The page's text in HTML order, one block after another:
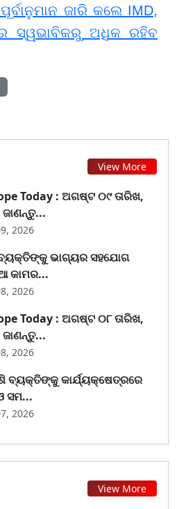
ଜାରି କଲେ IMD,
ସ୍ୱଭାବିକରୁ ଅଧିକ ରହିବ
View More
Today : ଅଗଷ୍ଟ ୦୯ ତାରିଖ,
2026
ଭାଗ୍ୟର ସହଯୋଗ
କାମର...
2026
Today : ଅଗଷ୍ଟ ୦୮ ତାରିଖ,
2026
ବ୍ୟକ୍ତିଙ୍କୁ କାର୍ଯ୍ୟକ୍ଷେତ୍ରରେ
ସମ...
2026
View More